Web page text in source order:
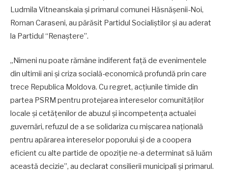
Ludmila Vitneanskaia și primarul comunei Hăsnășenii-Noi,
Roman Caraseni, au părăsit Partidul Socialiștilor și au aderat
la Partidul “Renaștere”.
„Nimeni nu poate rămâne indiferent față de evenimentele
din ultimii ani și criza socială-economică profundă prin care
trece Republica Moldova. Cu regret, acțiunile timide din
partea PSRM pentru protejarea intereselor comunităților
locale și cetățenilor de abuzul și incompetența actualei
guvernări, refuzul de a se solidariza cu mișcarea națională
pentru apărarea intereselor poporului și de a coopera
eficient cu alte partide de opoziție ne-a determinat să luăm
această decizie”, au declarat consilierii municipali și primarul.